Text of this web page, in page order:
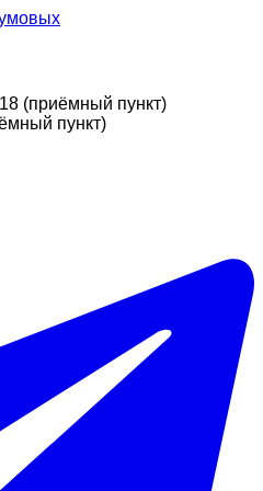
(приёмный пункт)
пункт)